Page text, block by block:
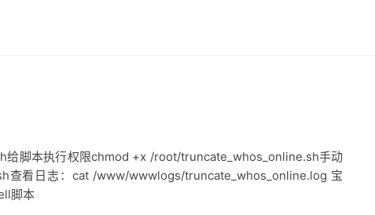
脚本执行权限chmod +x /root/truncate_whos_online.sh手动
查看日志：cat /www/wwwlogs/truncate_whos_online.log 宝
脚本